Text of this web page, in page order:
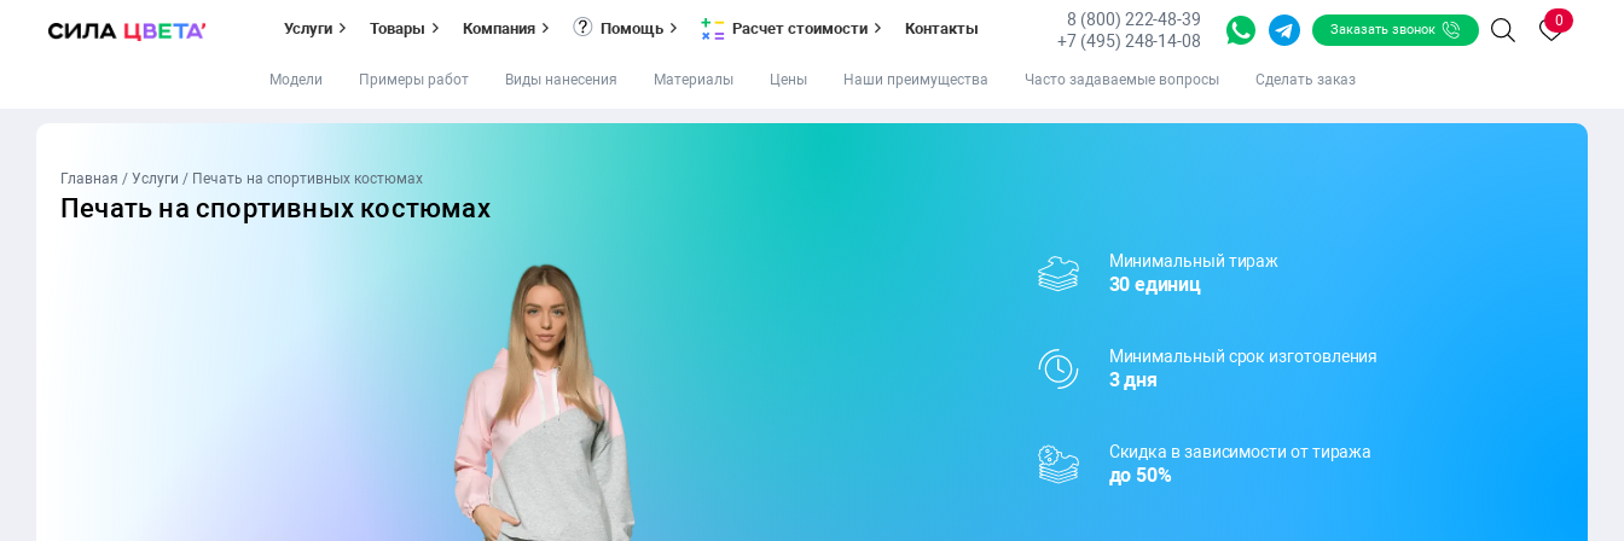
содержимому
Услуги Товары Компания Помощь Расчет стоимости Контакты
8 (800) 222-48-39
+7 (495) 248-14-08
Заказать звонок
Поиск
0
Модели Примеры работ Виды нанесения Материалы Цены Наши преимущества Часто задаваемые вопросы Сделать заказ
Главная / Услуги / Печать на спортивных костюмах
Печать на спортивных костюмах
Минимальный тираж
30 единиц
Минимальный срок изготовления
3 дня
Скидка в зависимости от тиража
до 50%